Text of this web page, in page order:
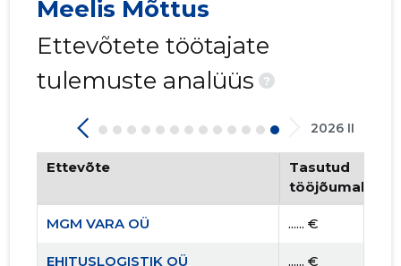
Meelis Mõttus
Ettevõtete töötajate
tulemuste analüüs
?
2026 II
Ettevõte
Tasutud
tööjõumaksud
MGM VARA OÜ ...... €
EHITUSLOGISTIK OÜ ...... €